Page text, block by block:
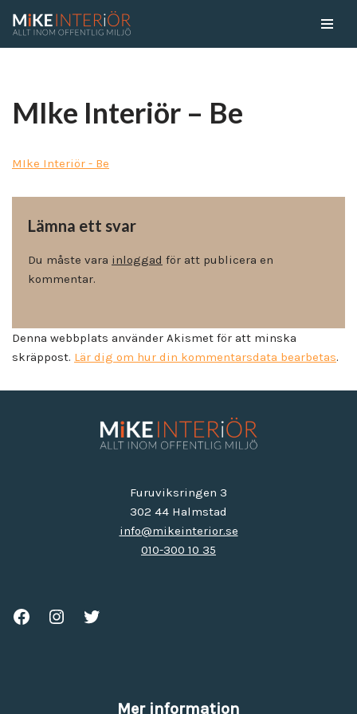
MIke Interiör – Be
MIke Interiör - Be
Lämna ett svar
Du måste vara inloggad för att publicera en
kommentar.
Denna webbplats använder Akismet för att minska
skräppost. Lär dig om hur din kommentarsdata bearbetas.
Furuviksringen 3
302 44 Halmstad
info@mikeinterior.se
010-300 10 35
Mer information